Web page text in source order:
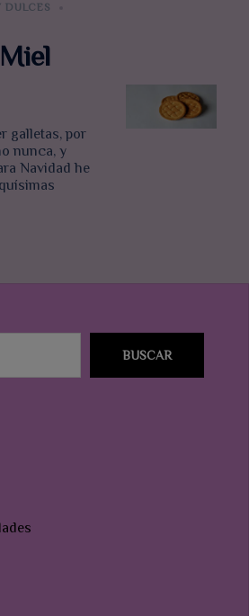
DULCES
galletas, por
nunca, y
Navidad he
BUSCAR